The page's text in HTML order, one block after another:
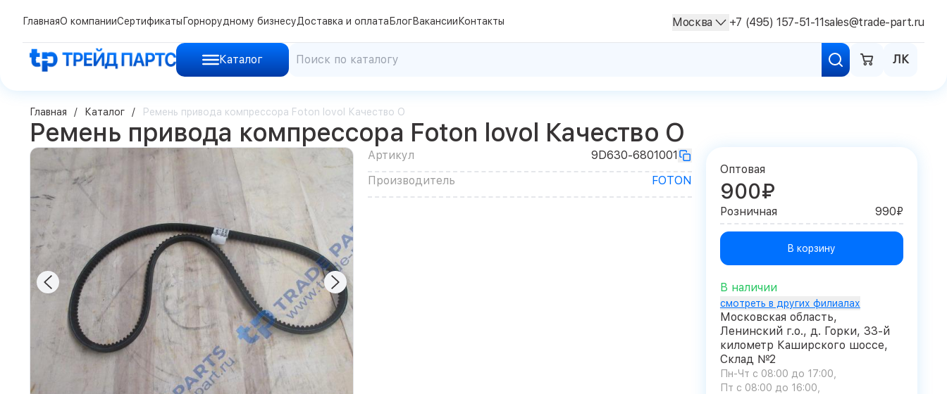
Каталог ЛК
ГлавнаяО компанииСертификаты Горнорудному бизнесуДоставка и оплата БлогВакансии Контакты Москва +7 (495) 157-51-11sales@trade-part.ru
Главная Каталог Ремень привода компрессора Foton lovol Качество О
Ремень привода компрессора Foton lovol Качество О
Артикул
9D630-6801001
Производитель
FOTON
Оптовая
900₽
Розничная 990₽
В корзину
В наличии
смотреть в других филиалах
Московская область,
Ленинский г.о., д. Горки, 33-й
километр Каширского шоссе,
Склад №2
Пн-Чт с 08:00 до 17:00
Пт с 08:00 до 16:00